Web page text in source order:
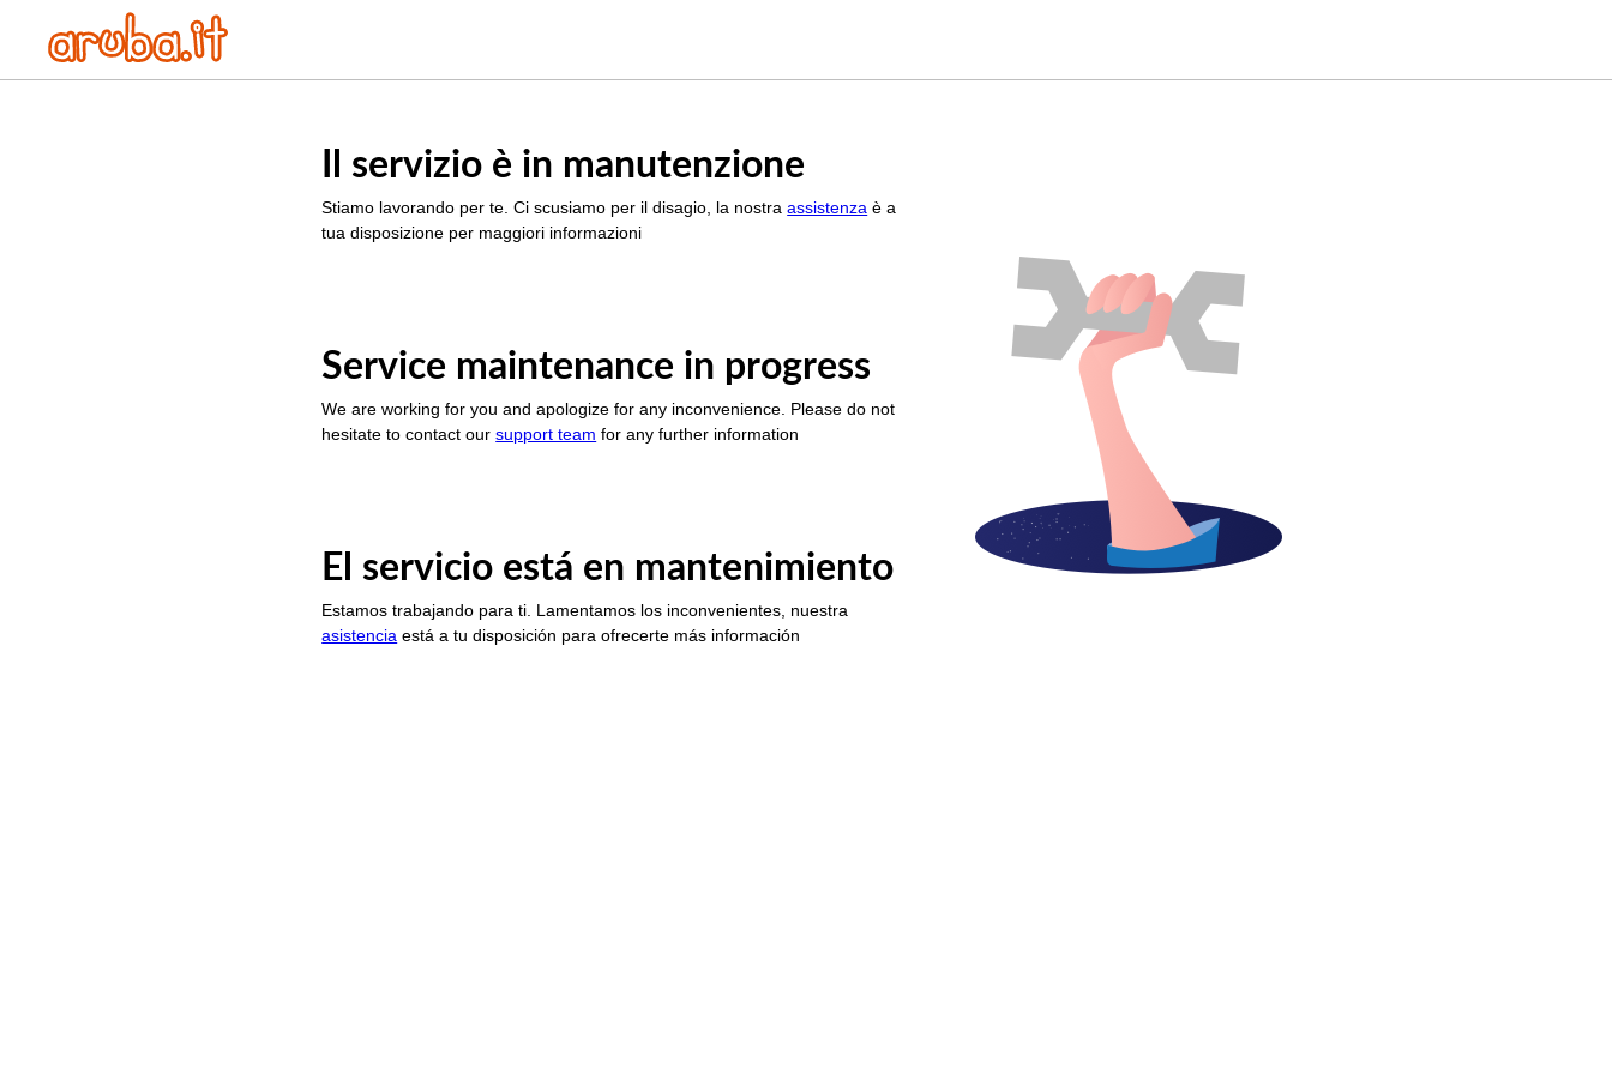
Il servizio è in manutenzione
Stiamo lavorando per te. Ci scusiamo per il disagio, la nostraassistenza è a
tua disposizione per maggiori informazioni
Service maintenance in progress
We are working for you and apologize for any inconvenience. Please do not
hesitate to contact oursupport team for any further information
El servicio está en mantenimiento
Estamos trabajando para ti. Lamentamos los inconvenientes, nuestra
asistencia está a tu disposición para ofrecerte más información